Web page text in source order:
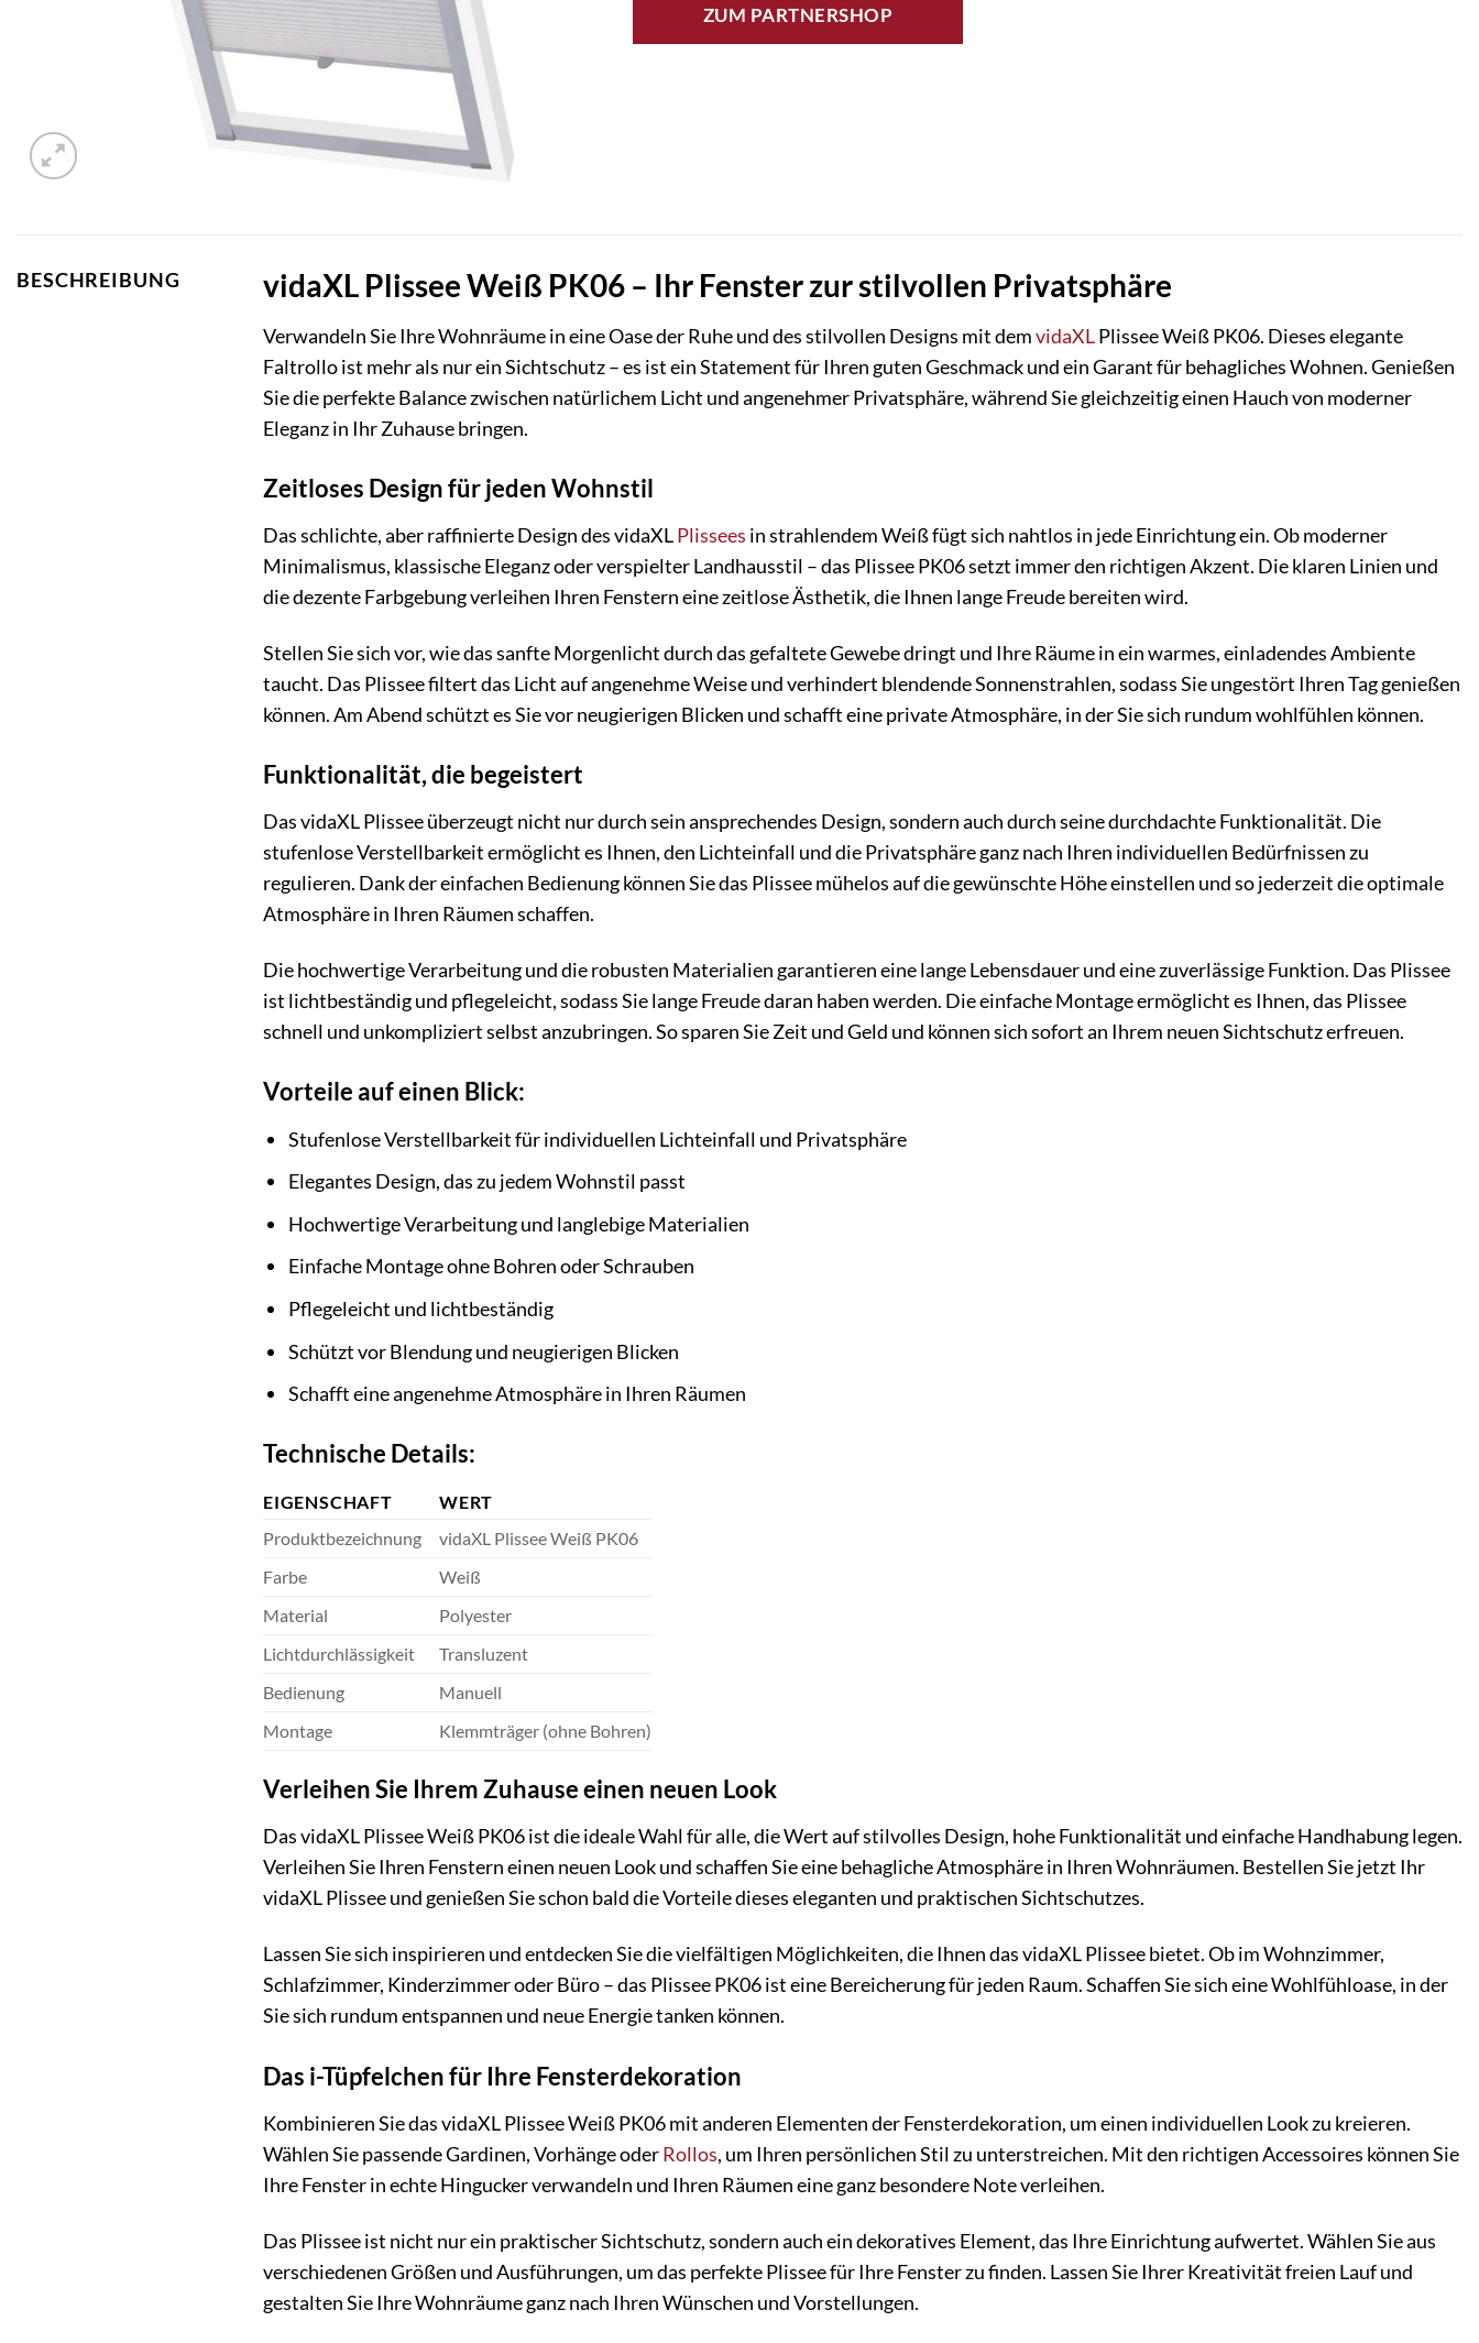
ZUM PARTNERSHOP
BESCHREIBUNG vidaXL Plissee Weiß PK06 – Ihr Fenster zur stilvollen Privatsphäre
Verwandeln Sie Ihre Wohnräume in eine Oase der Ruhe und des stilvollen Designs mit demvidaXLPlissee Weiß PK06. Dieses elegante
Faltrollo ist mehr als nur ein Sichtschutz – es ist ein Statement für Ihren guten Geschmack und ein Garant für behagliches Wohnen. Genießen
Sie die perfekte Balance zwischen natürlichem Licht und angenehmer Privatsphäre, während Sie gleichzeitig einen Hauch von moderner
Eleganz in Ihr Zuhause bringen.
Zeitloses Design für jeden Wohnstil
Das schlichte, aber raffinierte Design des vidaXLPlissees in strahlendem Weiß fügt sich nahtlos in jede Einrichtung ein. Ob moderner
Minimalismus, klassische Eleganz oder verspielter Landhausstil – das Plissee PK06 setzt immer den richtigen Akzent. Die klaren Linien und
die dezente Farbgebung verleihen Ihren Fenstern eine zeitlose Ästhetik, die Ihnen lange Freude bereiten wird.
Stellen Sie sich vor, wie das sanfte Morgenlicht durch das gefaltete Gewebe dringt und Ihre Räume in ein warmes, einladendes Ambiente
taucht. Das Plissee filtert das Licht auf angenehme Weise und verhindert blendende Sonnenstrahlen, sodass Sie ungestört Ihren Tag genießen
können. Am Abend schützt es Sie vor neugierigen Blicken und schafft eine private Atmosphäre, in der Sie sich rundum wohlfühlen können.
Funktionalität, die begeistert
Das vidaXL Plissee überzeugt nicht nur durch sein ansprechendes Design, sondern auch durch seine durchdachte Funktionalität. Die
stufenlose Verstellbarkeit ermöglicht es Ihnen, den Lichteinfall und die Privatsphäre ganz nach Ihren individuellen Bedürfnissen zu
regulieren. Dank der einfachen Bedienung können Sie das Plissee mühelos auf die gewünschte Höhe einstellen und so jederzeit die optimale
Atmosphäre in Ihren Räumen schaffen.
Die hochwertige Verarbeitung und die robusten Materialien garantieren eine lange Lebensdauer und eine zuverlässige Funktion. Das Plissee
ist lichtbeständig und pflegeleicht, sodass Sie lange Freude daran haben werden. Die einfache Montage ermöglicht es Ihnen, das Plissee
schnell und unkompliziert selbst anzubringen. So sparen Sie Zeit und Geld und können sich sofort an Ihrem neuen Sichtschutz erfreuen.
Vorteile auf einen Blick:
Stufenlose Verstellbarkeit für individuellen Lichteinfall und Privatsphäre
Elegantes Design, das zu jedem Wohnstil passt
Hochwertige Verarbeitung und langlebige Materialien
Einfache Montage ohne Bohren oder Schrauben
Pflegeleicht und lichtbeständig
Schützt vor Blendung und neugierigen Blicken
Schafft eine angenehme Atmosphäre in Ihren Räumen
Technische Details:
EIGENSCHAFT
WERT
Produktbezeichnung
vidaXL Plissee Weiß PK06
Farbe
Weiß
Material
Polyester
Lichtdurchlässigkeit
Transluzent
Bedienung
Manuell
Montage
Klemmträger (ohne Bohren)
Verleihen Sie Ihrem Zuhause einen neuen Look
Das vidaXL Plissee Weiß PK06 ist die ideale Wahl für alle, die Wert auf stilvolles Design, hohe Funktionalität und einfache Handhabung legen.
Verleihen Sie Ihren Fenstern einen neuen Look und schaffen Sie eine behagliche Atmosphäre in Ihren Wohnräumen. Bestellen Sie jetzt Ihr
vidaXL Plissee und genießen Sie schon bald die Vorteile dieses eleganten und praktischen Sichtschutzes.
Lassen Sie sich inspirieren und entdecken Sie die vielfältigen Möglichkeiten, die Ihnen das vidaXL Plissee bietet. Ob im Wohnzimmer,
Schlafzimmer, Kinderzimmer oder Büro – das Plissee PK06 ist eine Bereicherung für jeden Raum. Schaffen Sie sich eine Wohlfühloase, in der
Sie sich rundum entspannen und neue Energie tanken können.
Das i-Tüpfelchen für Ihre Fensterdekoration
Kombinieren Sie das vidaXL Plissee Weiß PK06 mit anderen Elementen der Fensterdekoration, um einen individuellen Look zu kreieren.
Wählen Sie passende Gardinen, Vorhänge oderRollos, um Ihren persönlichen Stil zu unterstreichen. Mit den richtigen Accessoires können Sie
Ihre Fenster in echte Hingucker verwandeln und Ihren Räumen eine ganz besondere Note verleihen.
Das Plissee ist nicht nur ein praktischer Sichtschutz, sondern auch ein dekoratives Element, das Ihre Einrichtung aufwertet. Wählen Sie aus
verschiedenen Größen und Ausführungen, um das perfekte Plissee für Ihre Fenster zu finden. Lassen Sie Ihrer Kreativität freien Lauf und
gestalten Sie Ihre Wohnräume ganz nach Ihren Wünschen und Vorstellungen.